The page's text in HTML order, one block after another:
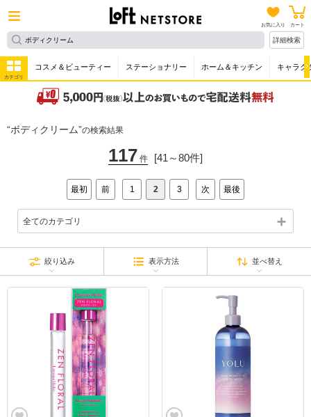
お気に入り カート
詳細検索
カテゴリ
コスメ＆ビューティー ステーショナリー ホーム＆キッチン キャラク
ボディクリーム の検索結果
117 件 [41～80件]
最初 前 1 2 3 次 最後
全てのカテゴリ
絞り込み 表示方法 並べ替え